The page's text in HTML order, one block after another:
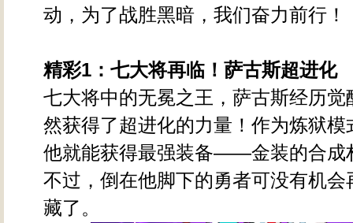
动，为了战胜黑暗，我们奋力前行！
精彩1 ：七大将再临！萨古斯超进化
七大将中的无冕之王，萨古斯经历觉
然获得了超进化的力量！作为炼狱模
他就能获得最强装备——金装的合成
不过，倒在他脚下的勇者可没有机会
藏了。